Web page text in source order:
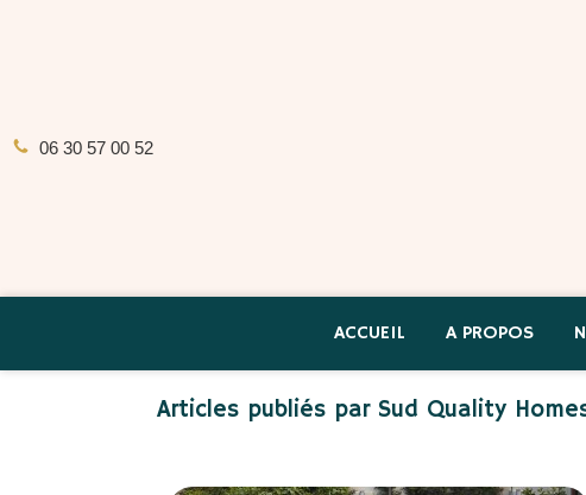
06 30 57 00 52
ACCUEIL A PROPOS
Articles publiés par Sud Quality